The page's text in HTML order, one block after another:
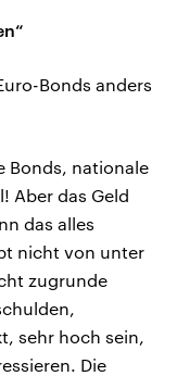
Bonds anders
Bonds, nationale
Aber das Geld
das alles
nicht von unter
zugrunde
sehr hoch sein,
Die